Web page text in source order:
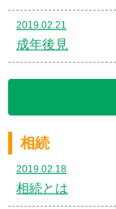
2019.02.21
成年後見
相続
2019.02.18
相続とは